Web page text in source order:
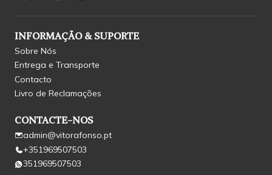
INFORMAÇÃO & SUPORTE
Sobre Nós
Entrega e Transporte
Contacto
Livro de Reclamações
CONTACTE-NOS
admin@vitorafonso.pt
+351969507503
351969507503